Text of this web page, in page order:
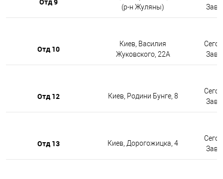
(р-н Жуляны)
Отд 10
Киев, Василия
Жуковского, 22А
Отд 12 Киев, Родини Бунге, 8
Отд 13 Киев, Дорогожицка, 4